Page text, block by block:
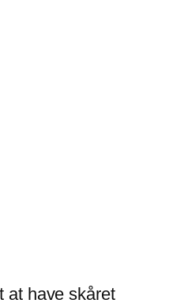
at have skåret